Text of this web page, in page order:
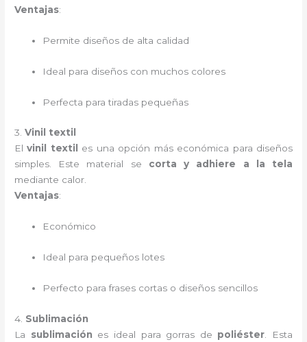
Ventajas:
Permite diseños de alta calidad
Ideal para diseños con muchos colores
Perfecta para tiradas pequeñas
3.Vinil textil
Elvinil textil
es una opción más económica para diseños
simples. Este material se corta y adhiere a la tela
mediante calor.
Ventajas:
Económico
Ideal para pequeños lotes
Perfecto para frases cortas o diseños sencillos
4. Sublimación
La sublimación es ideal para gorras de poliéster . Esta